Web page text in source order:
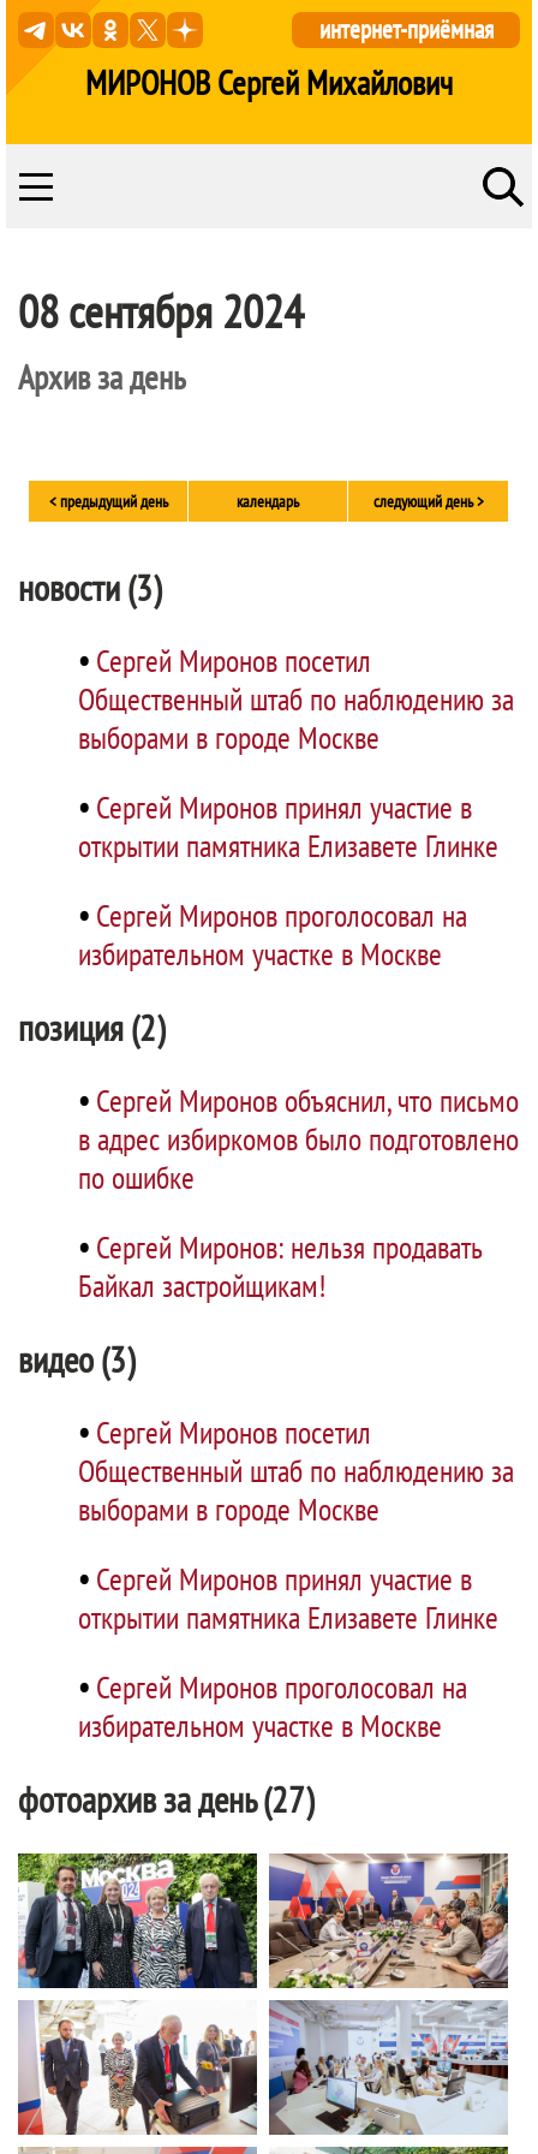
МИРОНОВ Сергей Михайлович
интернет-приёмная
08 сентября 2024
Архив за день
< предыдущий день календарь следующий день >
новости (3)
• Сергей Миронов посетил
Общественный штаб по наблюдению за
выборами в городе Москве
• Сергей Миронов принял участие в
открытии памятника Елизавете Глинке
• Сергей Миронов проголосовал на
избирательном участке в Москве
позиция (2)
• Сергей Миронов объяснил, что письмо
в адрес избиркомов было подготовлено
по ошибке
• Сергей Миронов: нельзя продавать
Байкал застройщикам!
видео (3)
• Сергей Миронов посетил
Общественный штаб по наблюдению за
выборами в городе Москве
• Сергей Миронов принял участие в
открытии памятника Елизавете Глинке
• Сергей Миронов проголосовал на
избирательном участке в Москве
фотоархив за день (27)